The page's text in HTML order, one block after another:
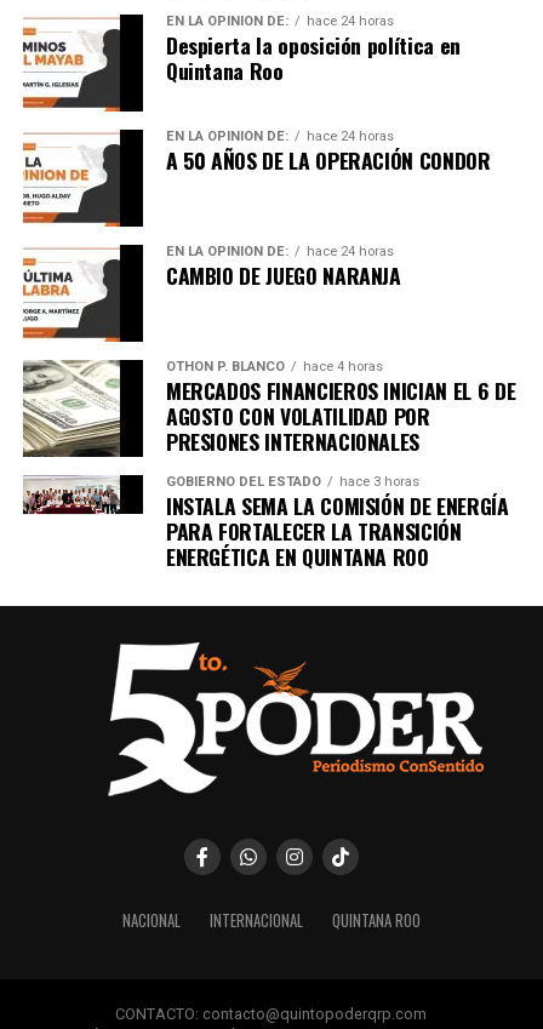
Unirme al canal de WhatsApp
EN LA OPINIÓN DE: hace 24 horas
Despierta la oposición política en
Quintana Roo
EN LA OPINIÓN DE: hace 24 horas
A 50 AÑOS DE LA OPERACIÓN CONDOR
EN LA OPINIÓN DE: hace 24 horas
CAMBIO DE JUEGO NARANJA
OTHON P. BLANCO hace 4 horas
MERCADOS FINANCIEROS INICIAN EL 6 DE
AGOSTO CON VOLATILIDAD POR
PRESIONES INTERNACIONALES
GOBIERNO DEL ESTADO hace 3 horas
INSTALA SEMA LA COMISIÓN DE ENERGÍA
PARA FORTALECER LA TRANSICIÓN
ENERGÉTICA EN QUINTANA ROO
NACIONAL INTERNACIONAL QUINTANA ROO
CONTACTO: contacto@quintopoderqrp.com